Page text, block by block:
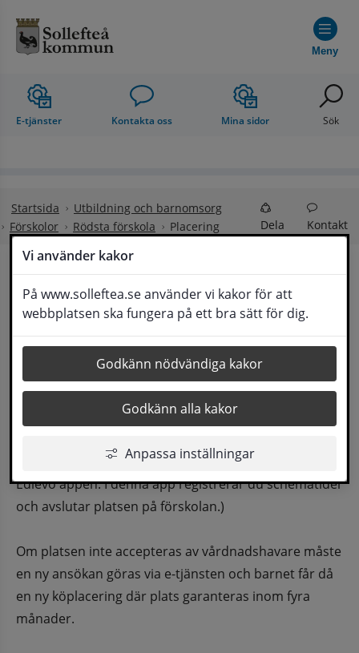
Vi använder kakor
På www.solleftea.se använder vi kakor för att
webbplatsen ska fungera på ett bra sätt för dig.
Godkänn nödvändiga kakor
Godkänn alla kakor
Anpassa inställningar
Meny
E-tjänster Kontakta oss Mina sidor Sök
Startsida
Utbildning och barnomsorg
Förskolor
Rödsta förskola Placering Dela Kontakt
Placering
Det är rektor vid respektive enhet som beslutar
om placering i förskole- och
fritidshemsverksamhet. Plats erbjuds enligt
föräldrarnas önskemål så långt det är möjligt.
tillsammans med information om förskolan och
Edlevo appen. I denna app registrerar du schematider
och avslutar platsen på förskolan.)
Om platsen inte accepteras av vårdnadshavare måste
en ny ansökan göras via e-tjänsten och barnet får då
en ny köplacering där plats garanteras inom fyra
månader.